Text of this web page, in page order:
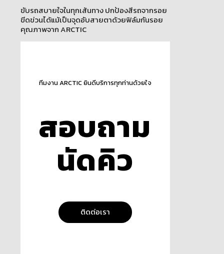
ขับรถสบายใจในทุกเส้นทาง ปกป้องสีรถจากรอย
ขีดข่วนได้แม้เป็นจุดอับสายตาด้วยฟิล์มกันรอย
คุณภาพจาก ARCTIC
ทีมงาน ARCTIC ยินดีบริการทุกท่านด้วยใจ
สอบถาม
นัดคิว
ติดต่อเรา